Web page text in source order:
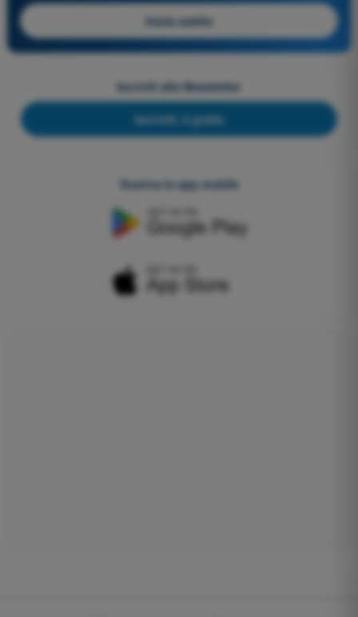
Inizia subito
Iscriviti alla Newsletter
Iscriviti, è gratis
Scarica le app mobile